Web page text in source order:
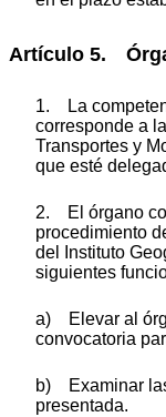
Artículo 5.
1. La
corresponde a
Transportes y
que esté
2. El órgano
procedimiento
del Instituto
siguientes
a) Elevar al
convocatoria
b) Examinar
presentada.